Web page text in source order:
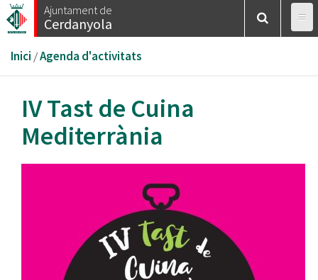
Vés
al
Ajuntament de
Cerdanyola
Esteu
aquí
Inici /Agenda d'activitats
IV Tast de Cuina
Mediterrània